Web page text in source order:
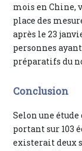
mois en Chine,
place des
après le 23
personnes
préparatifs du
Conclusion
Selon une
portant sur 103
existerait deux